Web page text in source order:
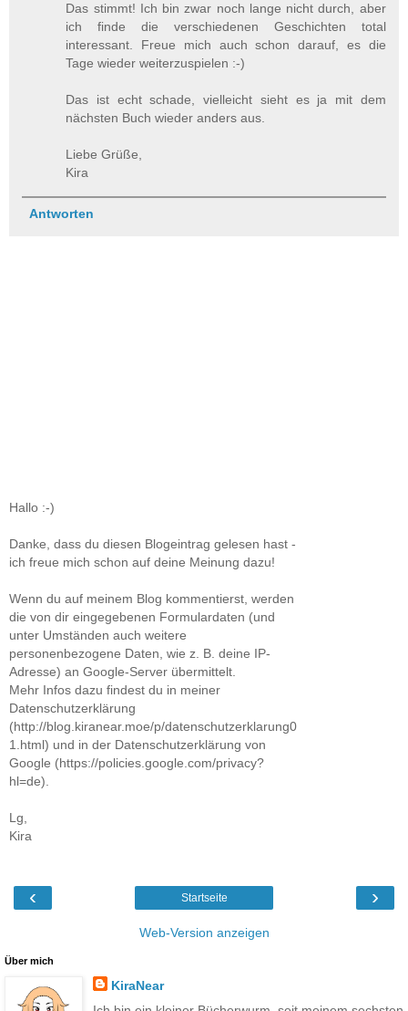
Das stimmt! Ich bin zwar noch lange nicht durch, aber
ich finde die verschiedenen Geschichten total
interessant. Freue mich auch schon darauf, es die
Tage wieder weiterzuspielen :-)
Das ist echt schade, vielleicht sieht es ja mit dem
nächsten Buch wieder anders aus.
Liebe Grüße,
Kira
Antworten
Hallo :-)
Danke, dass du diesen Blogeintrag gelesen hast -
ich freue mich schon auf deine Meinung dazu!
Wenn du auf meinem Blog kommentierst, werden
die von dir eingegebenen Formulardaten (und
unter Umständen auch weitere
personenbezogene Daten, wie z. B. deine IP-
Adresse) an Google-Server übermittelt.
Mehr Infos dazu findest du in meiner
Datenschutzerklärung
(http://blog.kiranear.moe/p/datenschutzerklarung0
1.html) und in der Datenschutzerklärung von
Google (https://policies.google.com/privacy?
hl=de).
Lg,
Kira
‹ ›
Startseite
Web-Version anzeigen
Über mich
KiraNear